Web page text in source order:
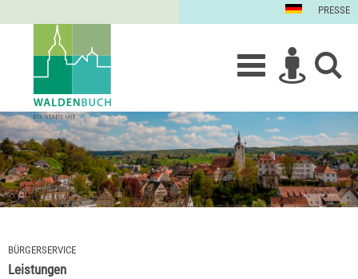
PRESSE
BÜRGERSERVICE
Leistungen